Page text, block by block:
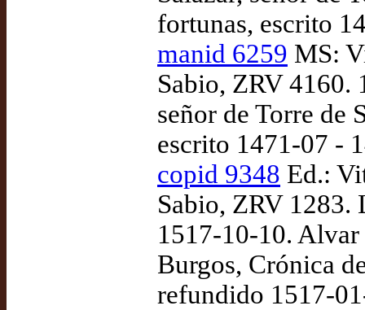
fortunas, escrito
manid 6259 MS:
Sabio, ZRV 4160.
señor de Torre de
escrito 1471-07 -
copid 9348 Ed.:
Sabio, ZRV
1517-10-10.
Burgos, Crónica
refundido 1517-